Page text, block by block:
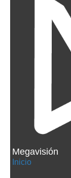
Megavisión
Inicio